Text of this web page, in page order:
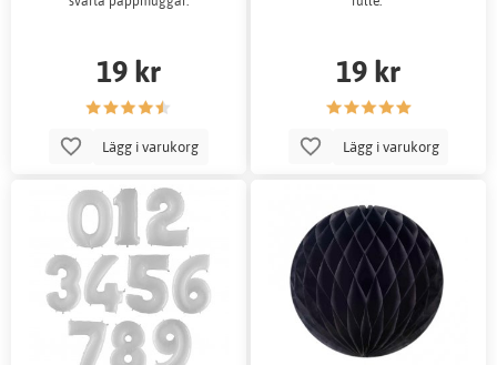
19 kr
Lägg i varukorg
19 kr
Lägg i varukorg